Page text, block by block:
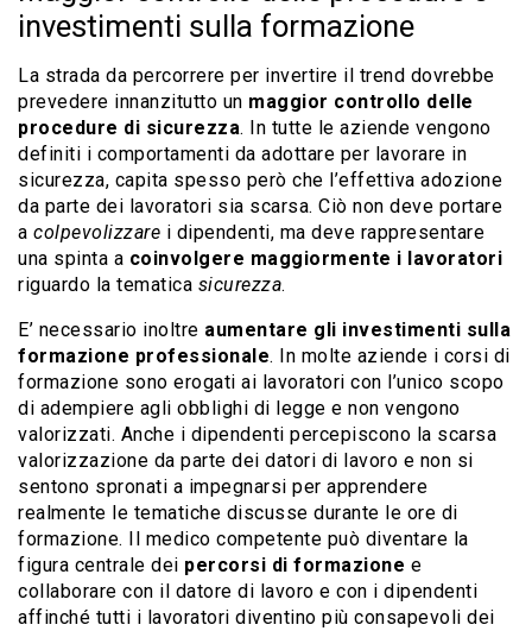
investimenti sulla formazione
La strada da percorrere per invertire il trend dovrebbe
prevedere innanzitutto un maggior controllo delle
procedure di sicurezza. In tutte le aziende vengono
definiti i comportamenti da adottare per lavorare in
sicurezza, capita spesso però che l’effettiva adozione
da parte dei lavoratori sia scarsa. Ciò non deve portare
a colpevolizzare i dipendenti, ma deve rappresentare
una spinta a coinvolgere maggiormente i lavoratori
riguardo la tematica sicurezza.
E’ necessario inoltre aumentare gli investimenti sulla
formazione professionale. In molte aziende i corsi di
formazione sono erogati ai lavoratori con l’unico scopo
di adempiere agli obblighi di legge e non vengono
valorizzati. Anche i dipendenti percepiscono la scarsa
valorizzazione da parte dei datori di lavoro e non si
sentono spronati a impegnarsi per apprendere
realmente le tematiche discusse durante le ore di
formazione. Il medico competente può diventare la
figura centrale dei percorsi di formazione e
collaborare con il datore di lavoro e con i dipendenti
affinché tutti i lavoratori diventino più consapevoli dei